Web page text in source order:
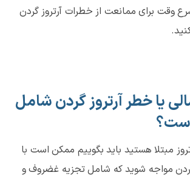
وقت برای ممانعت از خطرات آرتروز گردن
یا خطر آرتروز گردن شامل
مبتلا هستید باید بگوییم ممکن است با
گردن مواجه شوید که شامل تجزیه غضروف و